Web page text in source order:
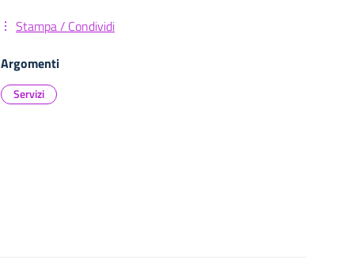
Stampa / Condividi
Argomenti
Servizi